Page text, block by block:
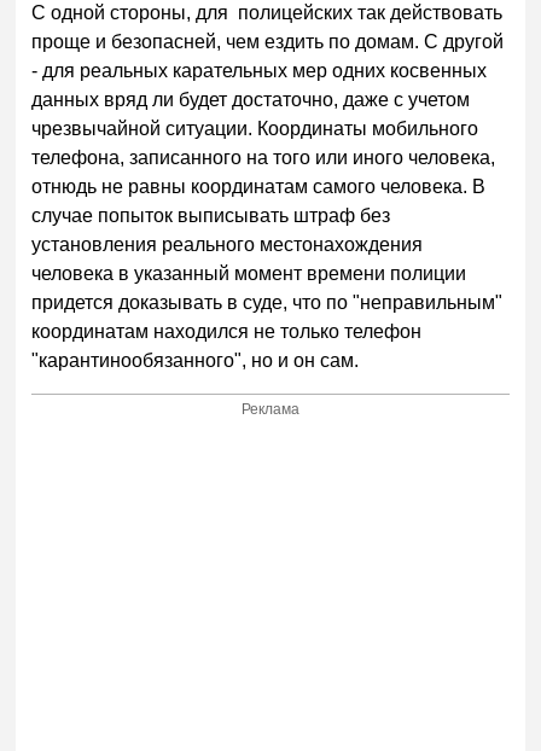
С одной стороны, для полицейских так действовать
проще и безопасней, чем ездить по домам. С другой
- для реальных карательных мер одних косвенных
данных вряд ли будет достаточно, даже с учетом
чрезвычайной ситуации. Координаты мобильного
телефона, записанного на того или иного человека,
отнюдь не равны координатам самого человека. В
случае попыток выписывать штраф без
установления реального местонахождения
человека в указанный момент времени полиции
придется доказывать в суде, что по "неправильным"
координатам находился не только телефон
"карантинообязанного", но и он сам.
Реклама